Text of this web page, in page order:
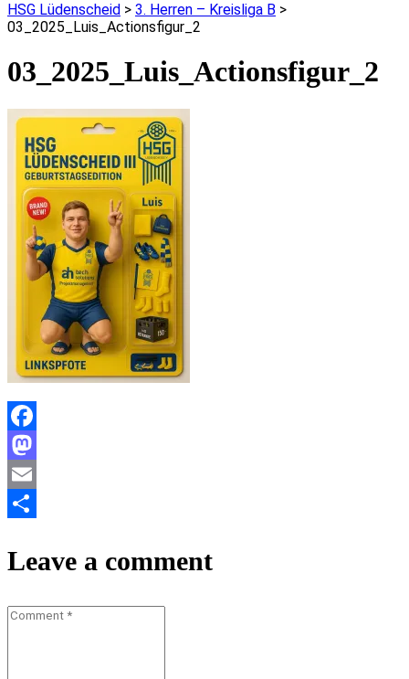
HSG Lüdenscheid > 3. Herren – Kreisliga B >
03_2025_Luis_Actionsfigur_2
03_2025_Luis_Actionsfigur_2
Facebook
Mastodon
Email
Leave a comment